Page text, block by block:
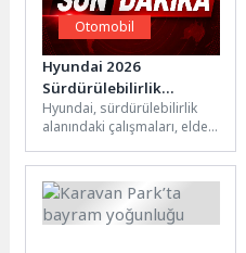
Otomobil
Hyundai 2026
Sürdürülebilirlik
Raporu’nu Yayımladı
Hyundai, sürdürülebilirlik
alanındaki çalışmaları, elde
gelecek planlarını
kapsayan 2026
Sürdürülebilirlik
Raporu’nu yayımladı.